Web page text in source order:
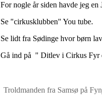
For nogle år siden havde jeg
Se "cirkusklubben" You tube.
Se lidt fra Sødinge hvor børn
Gå ind på " Ditlev i Cirkus Fyr
Troldmanden fra Samsø på Fyn